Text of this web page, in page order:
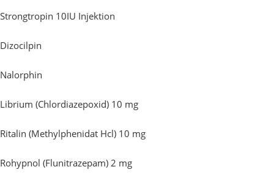
Strongtropin 10IU Injektion
Dizocilpin
Nalorphin
Librium (Chlordiazepoxid) 10 mg
Ritalin (Methylphenidat Hcl) 10 mg
Rohypnol (Flunitrazepam) 2 mg